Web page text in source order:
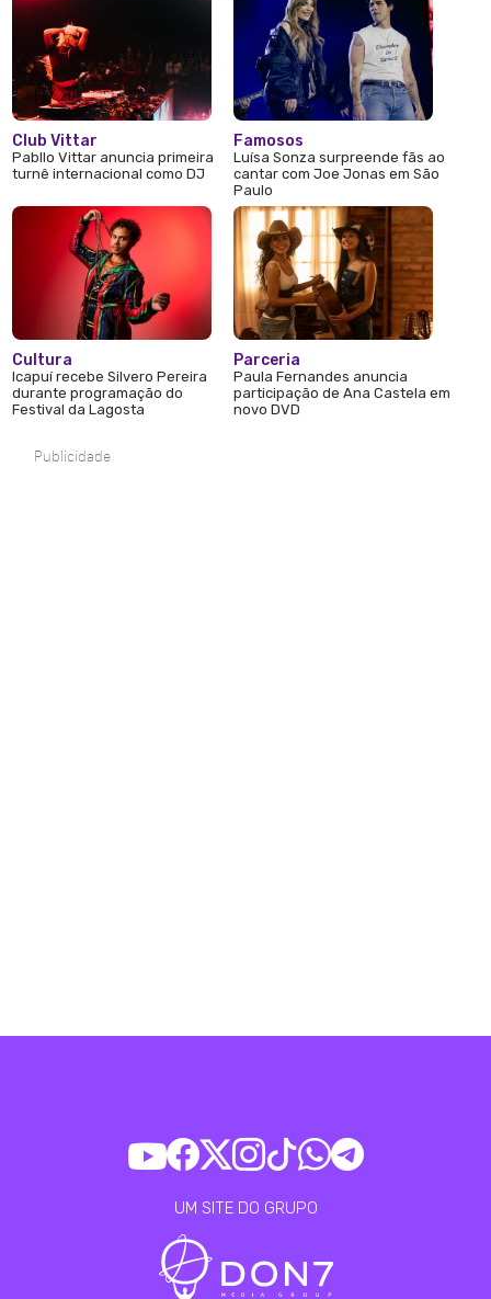
Club Vittar
Pabllo Vittar anuncia primeira
turnê internacional como DJ
Cultura
Icapuí recebe Silvero Pereira
durante programação do
Festival da Lagosta
Famosos
Luísa Sonza surpreende fãs ao
cantar com Joe Jonas em São
Paulo
Parceria
Paula Fernandes anuncia
participação de Ana Castela em
novo DVD
Publicidade
UM SITE DO GRUPO